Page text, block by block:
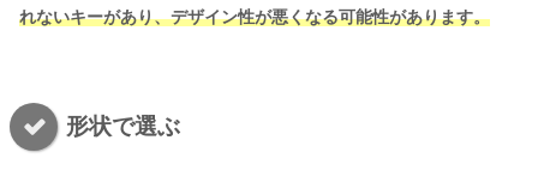
れないキーがあり、デザイン性が悪くなる可能性があります。
形状で選ぶ